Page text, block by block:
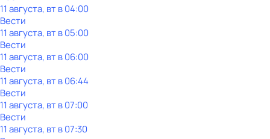
11 августа, вт в 04:00
Вести
11 августа, вт в 05:00
Вести
11 августа, вт в 06:00
Вести
11 августа, вт в 06:44
Вести
11 августа, вт в 07:00
Вести
11 августа, вт в 07:30